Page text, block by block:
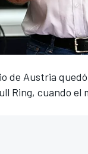
de Austria
Ring, cuando el